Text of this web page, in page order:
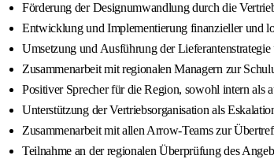
Förderung der Designumwandlung durch die
Entwicklung und Implementierung finanzieller und
Umsetzung und Ausführung der
Zusammenarbeit mit regionalen Managern zur
Positiver Sprecher für die Region, sowohl intern als
Unterstützung der Vertriebsorganisation als
Zusammenarbeit mit allen Arrow-Teams zur
Teilnahme an der regionalen Überprüfung des